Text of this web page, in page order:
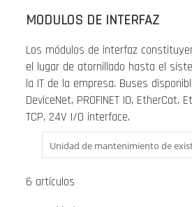
MODULOS DE INTERFAZ
Los módulos de interfaz
el lugar de atornillado hasta el
la IT de la empresa. Buses
DeviceNet, PROFINET IO, EtherCat,
TCP, 24V I/O interface.
6 artículos